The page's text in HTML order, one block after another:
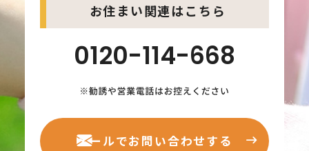
お住まい関連はこちら
0120-114-668
メールでお問い合わせする